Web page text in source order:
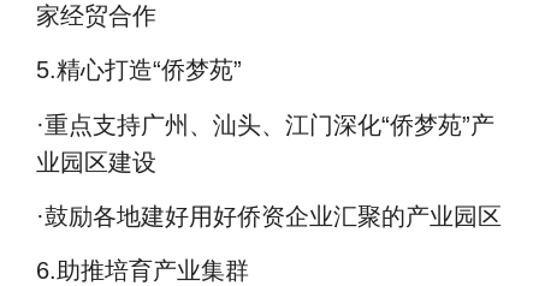
家经贸合作
5.精心打造“侨梦苑”
·重点支持广州、汕头、江门深化“侨梦苑”产
业园区建设
·鼓励各地建好用好侨资企业汇聚的产业园区
6.助推培育产业集群